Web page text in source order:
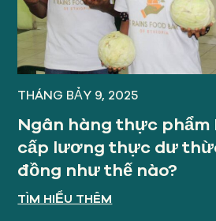
THÁNG BẢY 9, 2025
Ngân hàng thực
cấp lương thực dư
đồng như thế nào?
TÌM HIỂU THÊM